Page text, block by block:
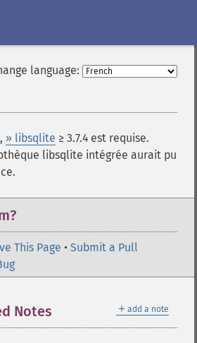
language:
» libsqlite ≥ 3.7.4 est requise.
libsqlite intégrée aurait pu
This Page • Submit a Pull
＋ add a note
Notes